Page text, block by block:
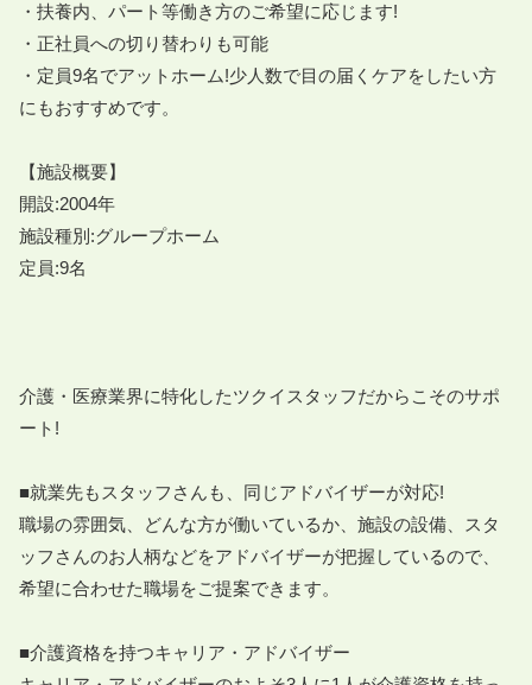
・扶養内、パート等働き方のご希望に応じます!
・正社員への切り替わりも可能
・定員9名でアットホーム!少人数で目の届くケアをしたい方
にもおすすめです。
【施設概要】
開設:2004年
施設種別:グループホーム
定員:9名
介護・医療業界に特化したツクイスタッフだからこそのサポ
ート!
■就業先もスタッフさんも、同じアドバイザーが対応!
職場の雰囲気、どんな方が働いているか、施設の設備、スタ
ッフさんのお人柄などをアドバイザーが把握しているので、
希望に合わせた職場をご提案できます。
■介護資格を持つキャリア・アドバイザー